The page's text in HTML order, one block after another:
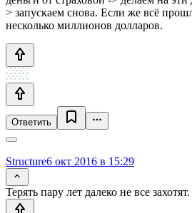
> запускаем снова. Если же всё
несколько миллионов долларов.
Ответить
Structure6 окт 2016 в 15:29
Терять пару лет далеко не все захотят.